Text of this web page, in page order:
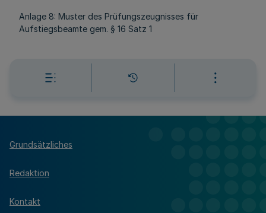
Anlage 8: Muster des Prüfungszeugnisses für
Aufstiegsbeamte gem. § 16 Satz 1
Grundsätzliches
Redaktion
Kontakt